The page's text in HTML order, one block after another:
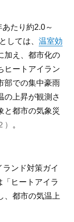
たり約2.0～
しては、 温室効
加え、都市化の
ヒートアイラン
部での集中豪雨
の上昇が観測さ
と都市の気象災
） 。
ンド対策ガイ
「ヒートアイラ
、都市の気温上